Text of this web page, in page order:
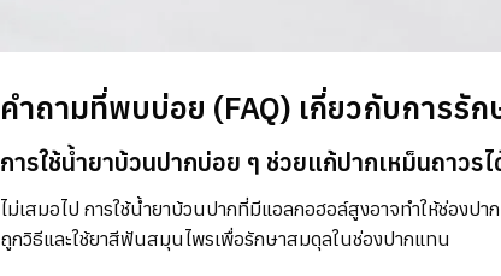
คำถามที่พบบ่อย (FAQ) เกี่ยวกับการรั
การใช้น้ำยาบ้วนปากบ่อย ๆ ช่วยแก้ปากเหม็นถาวรไ
ไม่เสมอไป การใช้น้ำยาบ้วนปากที่มีแอลกอฮอล์สูงอาจทำให้ช่องปา
ถูกวิธีและใช้ยาสีฟันสมุนไพรเพื่อรักษาสมดุลในช่องปากแทน